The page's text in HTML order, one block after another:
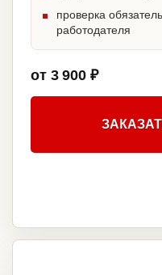
проверка
работодателя
от 3 900 ₽